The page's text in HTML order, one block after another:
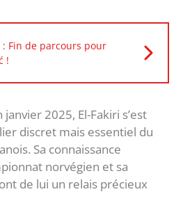
: Fin de parcours pour
!
2025, El-Fakiri s’est
discret mais essentiel du
Sa connaissance
norvégien et sa
de lui un relais précieux